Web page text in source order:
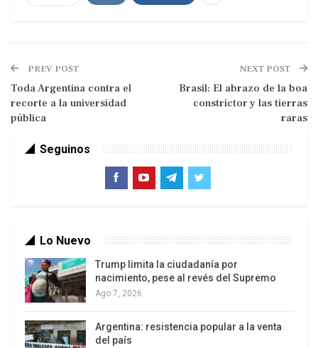
el ministro en televisión.
bloqueo energético impuesto por Estados Unidos,
que aprieta cada vez más a la vez que mantiene
una vía de negociación abierta con un gobierno
población sobrevive al límite. Anoche, hubo
protestas ciudadanas por los apagones en La
PREV POST
Toda Argentina contra el
recorte a la universidad
pública
NEXT POST
Brasil: El abrazo de la boa
constrictor y las tierras
raras
Seguinos
Lo Nuevo
Trump limita la ciudadanía por
nacimiento, pese al revés del Supremo
Ago 7, 2026
Argentina: resistencia popular a la venta
del país